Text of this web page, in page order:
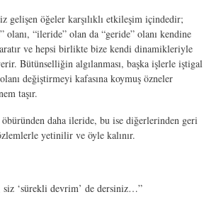
gelişen öğeler karşılıklı etkileşim içindedir;
olanı, “ileride” olan da “geride” olanı kendine
ve hepsi birlikte bize kendi dinamikleriyle
Bütünselliğin algılanması, başka işlerle iştigal
değiştirmeyi kafasına koymuş özneler
taşır.
daha ileride, bu ise diğerlerinden geri
yetinilir ve öyle kalınır.
‘sürekli devrim’ de dersiniz…”